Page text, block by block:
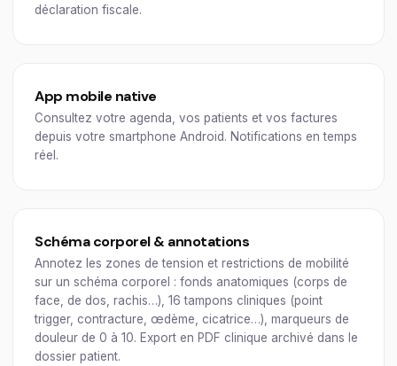
déclaration fiscale.
App mobile native
Consultez votre agenda, vos patients et vos factures
depuis votre smartphone Android. Notifications en temps
réel.
Schéma corporel & annotations
Annotez les zones de tension et restrictions de mobilité
sur un schéma corporel : fonds anatomiques (corps de
face, de dos, rachis…), 16 tampons cliniques (point
trigger, contracture, œdème, cicatrice…), marqueurs de
douleur de 0 à 10. Export en PDF clinique archivé dans le
dossier patient.